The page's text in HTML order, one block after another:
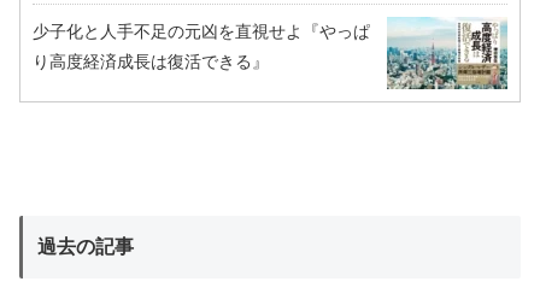
少子化と人手不足の元凶を直視せよ『やっぱ
り高度経済成長は復活できる』
過去の記事